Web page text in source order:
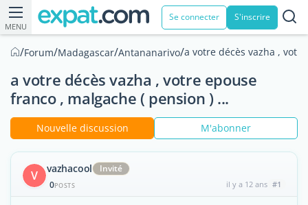
MENU
Se connecter S'inscrire
/Forum/Madagascar/Antananarivo/a votre décès vazha ,
a votre décès vazha , votre epouse
franco , malgache ( pension ) ...
Nouvelle discussion M'abonner
V vazhacool
Invité
0POSTS il y a 12 ans #1